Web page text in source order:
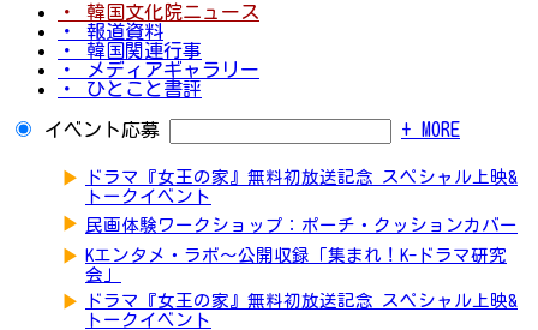
・ 韓国文化院ニュース
・ 報道資料
・ 韓国関連行事
・ メディアギャラリー
・ ひとこと書評
イベント応募 + MORE
▶
ドラマ『女王の家』無料初放送記念 スペシャル上映&
トークイベント
▶ 民画体験ワークショップ：ポーチ・クッションカバー
▶ Kエンタメ・ラボ～公開収録「集まれ！K-ドラマ研究
会」
▶
ドラマ『女王の家』無料初放送記念 スペシャル上映&
トークイベント